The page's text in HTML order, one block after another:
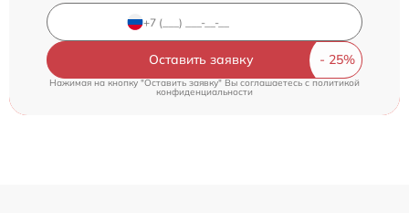
Оставить заявку
Нажимая на кнопку "Оставить заявку" Вы соглашаетесь c политикой
конфиденциальности